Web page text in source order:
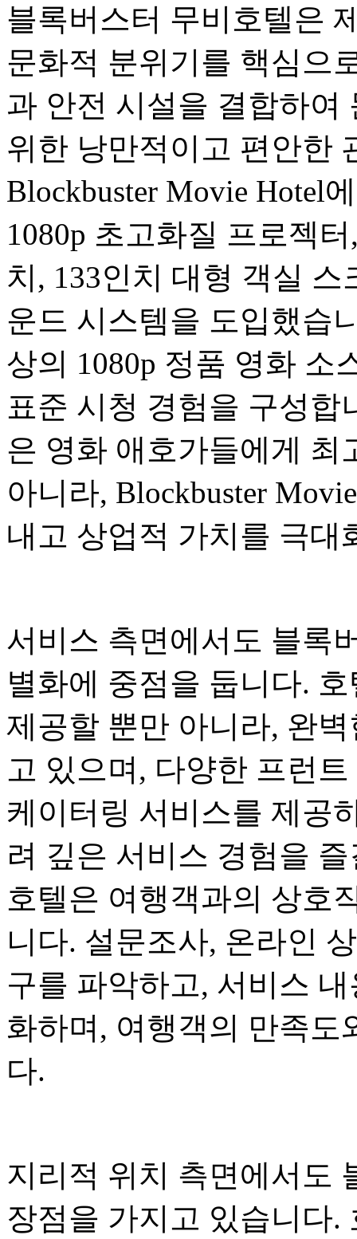
블록버스터 무비호텔은
문화적 분위기를 핵심으
과 안전 시설을 결합하여
위한 낭만적이고 편안한
Blockbuster Movie Hotel
1080p 초고화질 프로젝
치, 133인치 대형 객실
운드 시스템을 도입했습
상의 1080p 정품 영화 소
표준 시청 경험을 구성
은 영화 애호가들에게 최
아니라, Blockbuster
내고 상업적 가치를 극대
서비스 측면에서도 블록
별화에 중점을 둡니다.
제공할 뿐만 아니라, 완
고 있으며, 다양한 프런
케이터링 서비스를 제공
려 깊은 서비스 경험을
호텔은 여행객과의 상호
니다. 설문조사, 온라인
구를 파악하고, 서비스
화하며, 여행객의 만족도
다.
지리적 위치 측면에서도
장점을 가지고 있습니다.